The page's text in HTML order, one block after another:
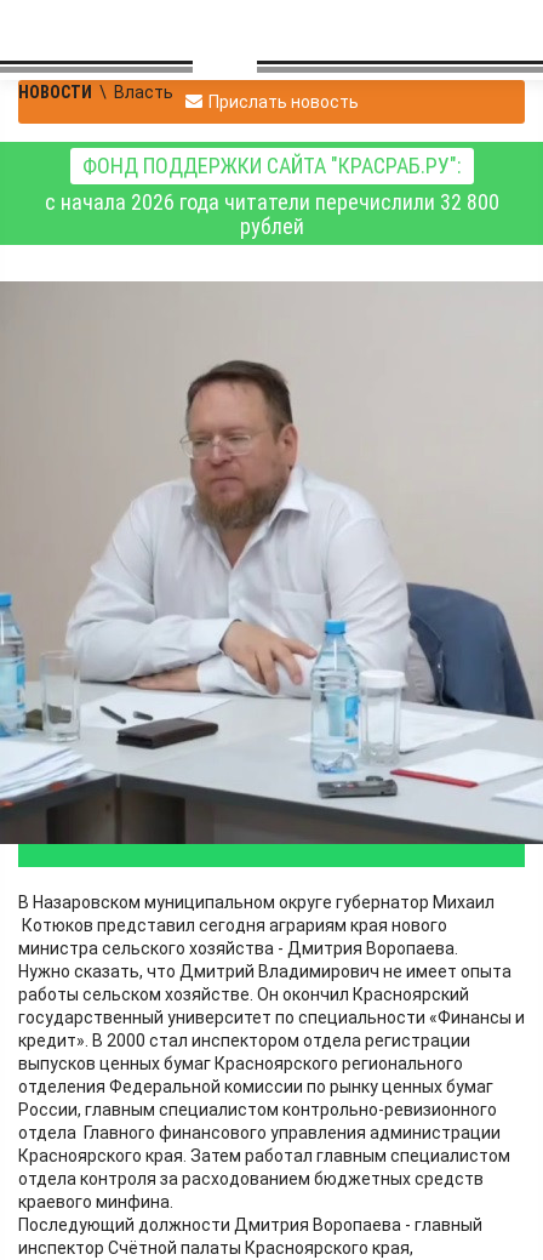
НОВОСТИ \ Власть Прислать новость
ФОНД ПОДДЕРЖКИ САЙТА "КРАСРАБ.РУ":
с начала 2026 года читатели перечислили 32 800
рублей
Красноярского края
возглавил экс-глава
Счётной палаты
Дмитрий Воропаев
Власть
13.08.2025 17:361252
В Назаровском муниципальном округе губернатор Михаил
Котюков представил сегодня аграриям края нового
министра сельского хозяйства - Дмитрия Воропаева.
Нужно сказать, что Дмитрий Владимирович не имеет опыта
работы сельском хозяйстве. Он окончил Красноярский
государственный университет по специальности «Финансы и
кредит». В 2000 стал инспектором отдела регистрации
выпусков ценных бумаг Красноярского регионального
отделения Федеральной комиссии по рынку ценных бумаг
России, главным специалистом контрольно-ревизионного
отдела Главного финансового управления администрации
Красноярского края. Затем работал главным специалистом
отдела контроля за расходованием бюджетных средств
краевого минфина.
Последующий должности Дмитрия Воропаева - главный
инспектор Счётной палаты Красноярского края,